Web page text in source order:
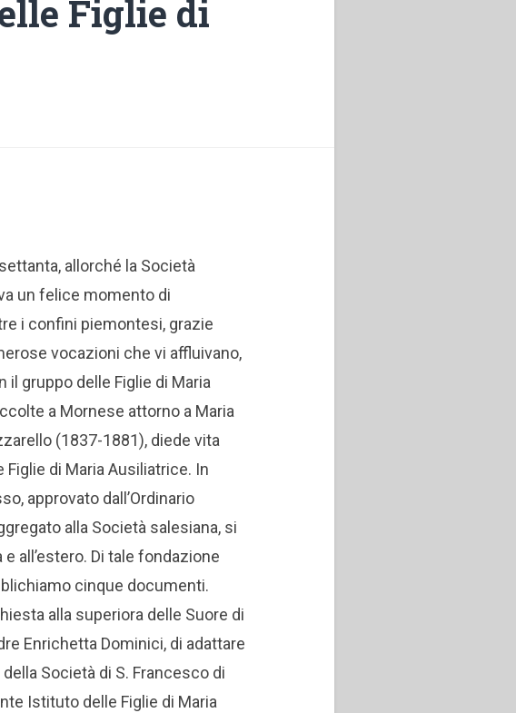
Figlie di
allorché la Società
un felice momento di
i confini piemontesi, grazie
vocazioni che vi affluivano,
il gruppo delle Figlie di Maria
a Mornese attorno a Maria
(1837-1881), diede vita
Figlie di Maria Ausiliatrice. In
approvato dall’Ordinario
alla Società salesiana, si
all’estero. Di tale fondazione
cinque documenti.
alla superiora delle Suore di
Enrichetta Dominici, di adattare
Società di S. Francesco di
Istituto delle Figlie di Maria